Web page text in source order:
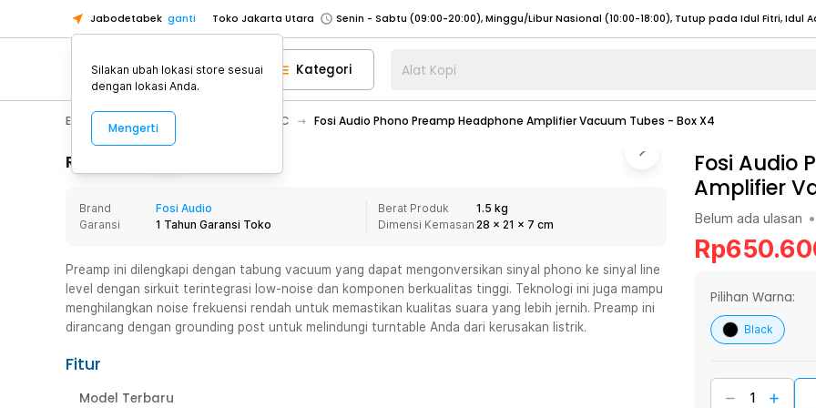
Jabodetabek ganti Toko Jakarta Utara
Toko Tangerang
Toko Cikupa
Pick n Go Jakarta Barat
Senin - Jumat (07:00 - 20:00), Sabtu - Minggu (08:00 - 20:00), Tutup pada Idul Fitri
Pick n Go Bekasi
Senin - Jumat (08:00 - 20:00), Sabtu - Minggu/ Libur Nasional (08:00 - 17:00)
Senin - Jumat (08:00 - 20:00), Sabtu - Minggu/ Libur Nasional (08:00 - 17:00) Selengkapnya
Senin - Sabtu (09:00-20:00), Minggu/Libur Nasional (12:00-20:00), Tutup pada Idul Fitri
Senin - Sabtu (09:00-20:00), Minggu/Libur Nasional (12:00-20:00), Tutup pada Idul Fitri
Toko Tangerang
Toko Cikupa
Pick n Go Jakarta Barat
Senin - Jumat (07:00 - 20:00), Sabtu - Minggu (08:00 - 20:00), Tutup pada Idul Fitri
Selengkapnya
Kategori Alat Kopi
Electronic Audio Amplifier & DAC Fosi Audio Phono Preamp Headphone Amplifier Vacuum Tubes - Box X4
Rincian Produk
Brand
Fosi Audio
Garansi
1 Tahun Garansi Toko
Berat Produk
1.5 kg
Dimensi Kemasan 28 x 21 x 7 cm
Preamp ini dilengkapi dengan tabung vacuum yang dapat mengonversikan sinyal phono ke sinyal line
level dengan sirkuit terintegrasi low-noise dan komponen berkualitas tinggi. Teknologi ini juga mampu
menghilangkan noise frekuensi rendah untuk memastikan kualitas suara yang lebih jernih. Preamp ini
dirancang dengan grounding post untuk melindungi turntable Anda dari kerusakan listrik.
Fitur
Model Terbaru
Fosi Audio
Amplifier
Belum ada ulasan •
Rp
Pilihan Warna:
Black
Silakan ubah lokasi store sesuai
dengan lokasi Anda.
Mengerti